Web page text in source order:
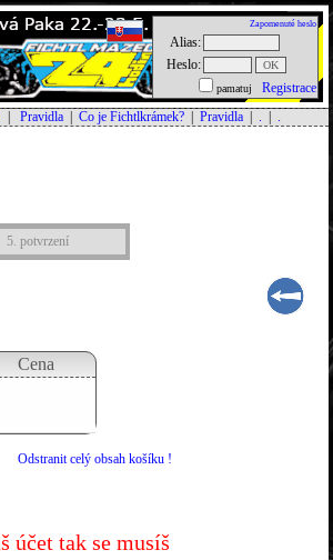
Zapomenuté heslo
Alias:
Heslo:
pamatuj
Registrace
Pravidla Co je Fichtlkrámek? Pravidla . .
5. potvrzení
Cena
Odstranit celý obsah košíku !
účet tak se musíš